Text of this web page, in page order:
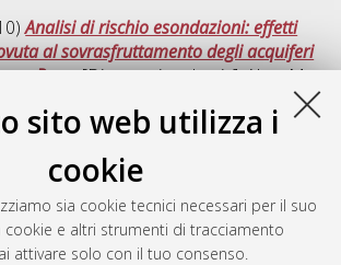
sito web utilizza i
cookie
sia cookie tecnici necessari per il suo
cookie e altri strumenti di tracciamento
attivare solo con il tuo consenso.
Analisi di rischio esondazioni: effetti
al sovrasfruttamento degli acquiferi
Reno, [Dissertation thesis], Alma Mater
scienze e tecnologie dell'acqua, 22 Ciclo.
(2008)Asset management of wastewater
thesis], Alma Mater Studiorum
Dottorato di ricerca inIngegneria
tecnologie dell'acqua , 20 Ciclo.